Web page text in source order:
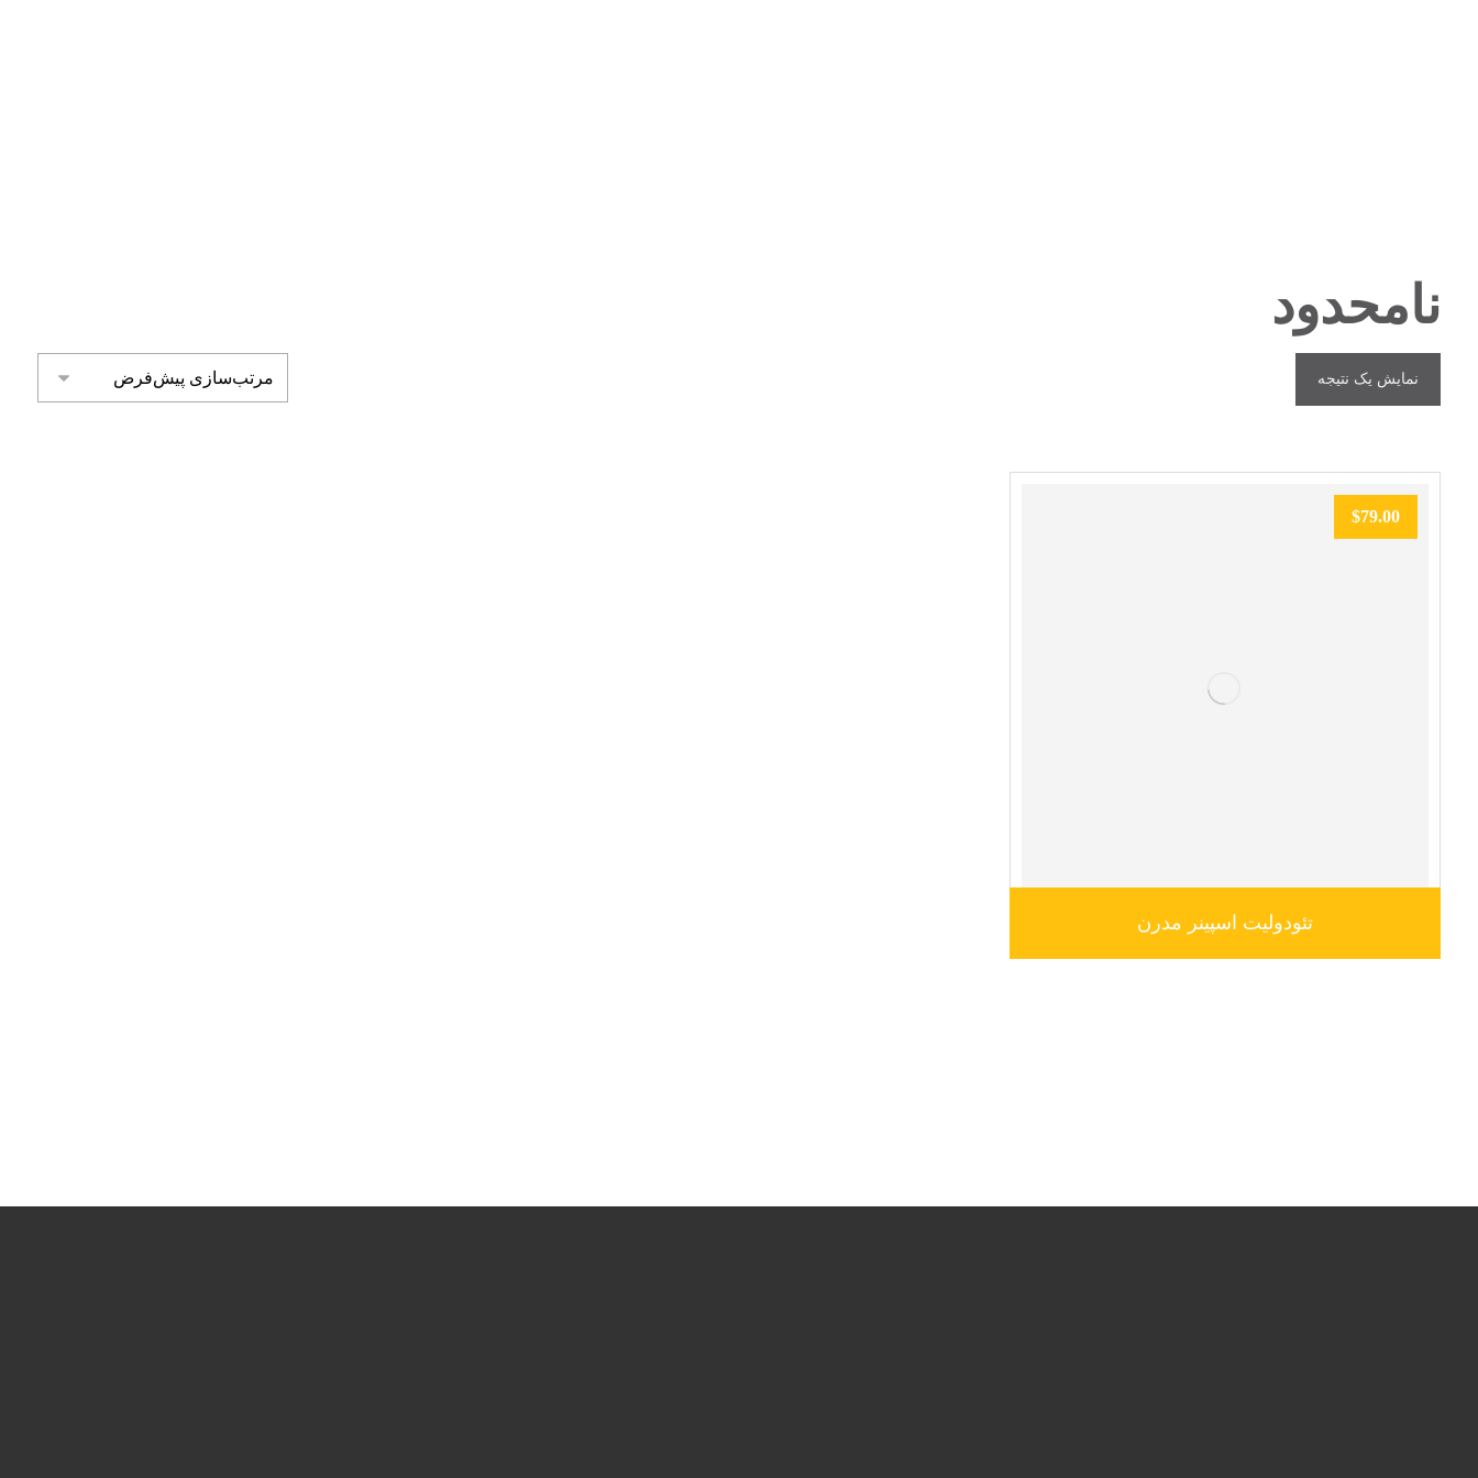
نامحدود
نمایش یک نتیجه
تئودولیت اسپینر مدرن
$79.00